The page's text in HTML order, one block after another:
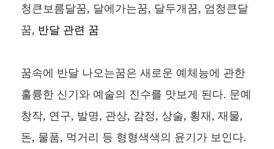
청큰보름달꿈, 달에가는꿈, 달두개꿈, 엄청큰달
꿈, 반달 관련 꿈
꿈속에 반달 나오는꿈은 새로운 예체능에 관한
훌륭한 신기와 예술의 진수를 맛보게 된다. 문예
창작, 연구, 발명, 관상, 감정, 상술, 횡재, 재물,
돈, 물품, 먹거리 등 형형색색의 윤기가 보인다.